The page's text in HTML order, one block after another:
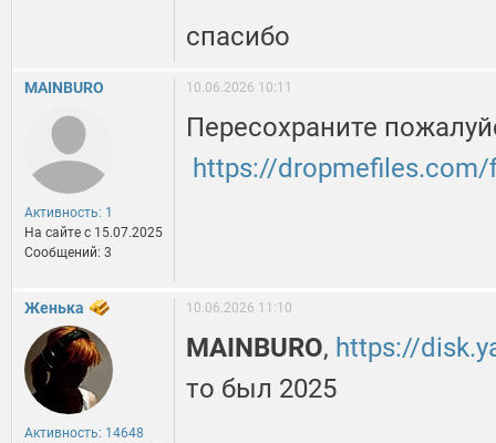
спасибо
MAINBURO
Активность: 1
На сайте c 15.07.2025
Сообщений: 3
10.06.2026 10:11
Пересохраните
https://dropmefiles.com/
Женька
Активность: 14648
10.06.2026 11:10
MAINBURO, https://
то был 2025